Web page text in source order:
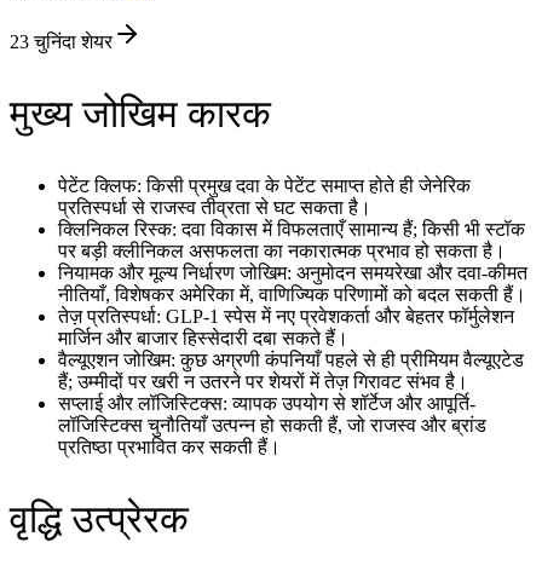
23 चुनिंदा शेयर
मुख्य जोखिम कारक
पेटेंट क्लिफ: किसी प्रमुख दवा के पेटेंट समाप्त होते ही जेनेरिक
प्रतिस्पर्धा से राजस्व तीव्रता से घट सकता है।
क्लिनिकल रिस्क: दवा विकास में विफलताएँ सामान्य हैं; किसी भी स्टॉक
पर बड़ी क्लीनिकल असफलता का नकारात्मक प्रभाव हो सकता है।
नियामक और मूल्य निर्धारण जोखिम: अनुमोदन समयरेखा और दवा-कीमत
नीतियाँ, विशेषकर अमेरिका में, वाणिज्यिक परिणामों को बदल सकती हैं।
तेज़ प्रतिस्पर्धा: GLP-1 स्पेस में नए प्रवेशकर्ता और बेहतर फॉर्मुलेशन
मार्जिन और बाजार हिस्सेदारी दबा सकते हैं।
वैल्यूएशन जोखिम: कुछ अग्रणी कंपनियाँ पहले से ही प्रीमियम वैल्यूएटेड
हैं; उम्मीदों पर खरी न उतरने पर शेयरों में तेज़ गिरावट संभव है।
सप्लाई और लॉजिस्टिक्स: व्यापक उपयोग से शॉर्टेज और आपूर्ति-
लॉजिस्टिक्स चुनौतियाँ उत्पन्न हो सकती हैं, जो राजस्व और ब्रांड
प्रतिष्ठा प्रभावित कर सकती हैं।
वृद्धि उत्प्रेरक